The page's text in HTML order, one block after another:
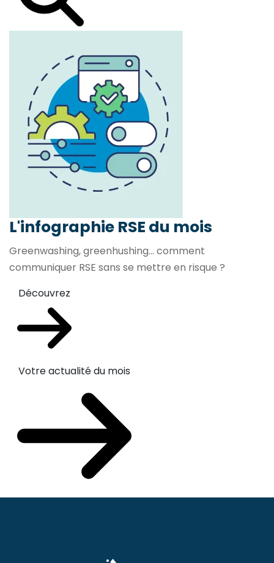
L'infographie RSE du mois
Greenwashing, greenhushing… comment
communiquer RSE sans se mettre en risque ?
Découvrez
Votre actualité du mois